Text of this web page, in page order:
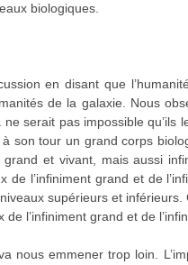
biologiques.
en disant que
de la galaxie. Nous
serait pas impossible qu’ils
son tour un grand corps
grand et vivant, mais aussi
de l’infiniment grand et de
supérieurs et
l’infiniment grand et de
nous emmener trop loin.